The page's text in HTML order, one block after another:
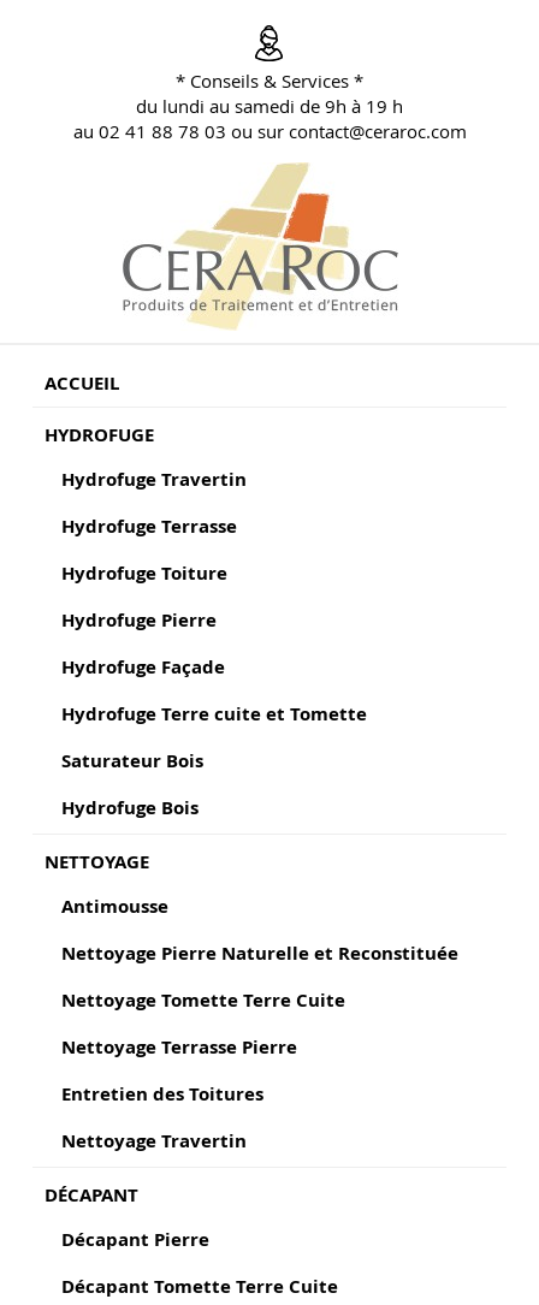
* Conseils & Services *
du lundi au samedi de 9h à 19 h
au 02 41 88 78 03 ou sur contact@ceraroc.com
ACCUEIL
HYDROFUGE
Hydrofuge Travertin
Hydrofuge Terrasse
Hydrofuge Toiture
Hydrofuge Pierre
Hydrofuge Façade
Hydrofuge Terre cuite et Tomette
Saturateur Bois
Hydrofuge Bois
NETTOYAGE
Antimousse
Nettoyage Pierre Naturelle et Reconstituée
Nettoyage Tomette Terre Cuite
Nettoyage Terrasse Pierre
Entretien des Toitures
Nettoyage Travertin
DÉCAPANT
Décapant Pierre
Décapant Tomette Terre Cuite